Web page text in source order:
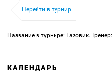
Перейти в турнир
Название в турнире: Газовик. Тренер:
КАЛЕНДАРЬ